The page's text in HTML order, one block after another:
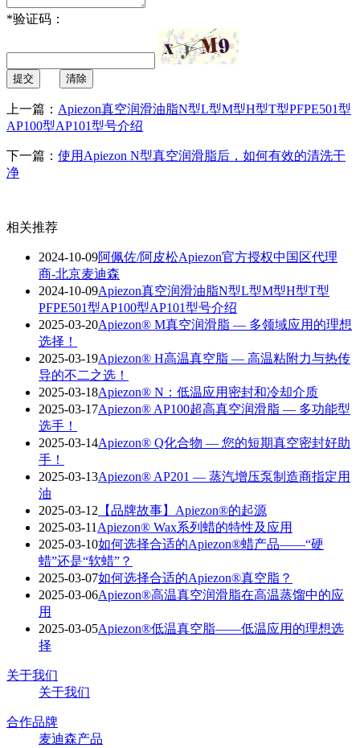
*验证码：
提交 清除
上一篇： Apiezon真空润滑油脂N型L型M型H型T型PFPE501型
AP100型AP101型号介绍
下一篇： 使用Apiezon N型真空润滑脂后，如何有效的清洗干
净
相关推荐
2024-10-09阿佩佐/阿皮松Apiezon官方授权中国区代理
商-北京麦迪森
2024-10-09Apiezon真空润滑油脂N型L型M型H型T型
PFPE501型AP100型AP101型号介绍
2025-03-20Apiezon® M真空润滑脂 — 多领域应用的理想
选择！
2025-03-19Apiezon® H高温真空脂 — 高温粘附力与热传
导的不二之选！
2025-03-18Apiezon® N：低温应用密封和冷却介质
2025-03-17Apiezon® AP100超高真空润滑脂 — 多功能型
选手！
2025-03-14Apiezon® Q化合物 — 您的短期真空密封好助
手！
2025-03-13Apiezon® AP201 — 蒸汽增压泵制造商指定用
油
2025-03-12 【品牌故事】Apiezon®的起源
2025-03-11 Apiezon® Wax系列蜡的特性及应用
2025-03-10如何选择合适的Apiezon®蜡产品——“硬
蜡”还是“软蜡”？
2025-03-07如何选择合适的Apiezon®真空脂？
2025-03-06Apiezon®高温真空润滑脂在高温蒸馏中的应
用
2025-03-05Apiezon®低温真空脂——低温应用的理想选
择
关于我们
关于我们
合作品牌
麦迪森产品